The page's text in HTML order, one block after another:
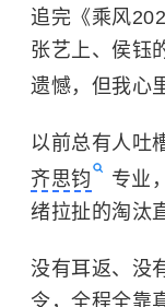
追完《乘风
张艺上、侯钰
遗憾，但我心
以前总有人吐
齐思钧
专业
绪拉扯的淘汰
没有耳返、没
令，全程全靠